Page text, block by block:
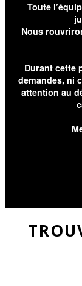
Toute
Nous
Durant cette
demandes, ni
attention au